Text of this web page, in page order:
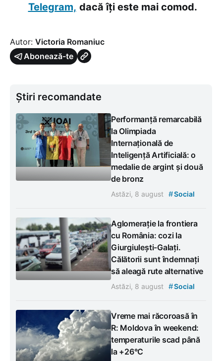
Telegram, dacă îți este mai comod.
Autor: Victoria Romaniuc
Abonează-te
Știri recomandate
Performanță remarcabilă
la Olimpiada
Internațională de
Inteligență Artificială: o
medalie de argint și două
de bronz
Astăzi, 8 august #Social
Aglomerație la frontiera
cu România: cozi la
Giurgiulești-Galați.
Călătorii sunt îndemnați
să aleagă rute alternative
Astăzi, 8 august #Social
Vreme mai răcoroasă în
R: Moldova în weekend:
temperaturile scad până
la +26°C